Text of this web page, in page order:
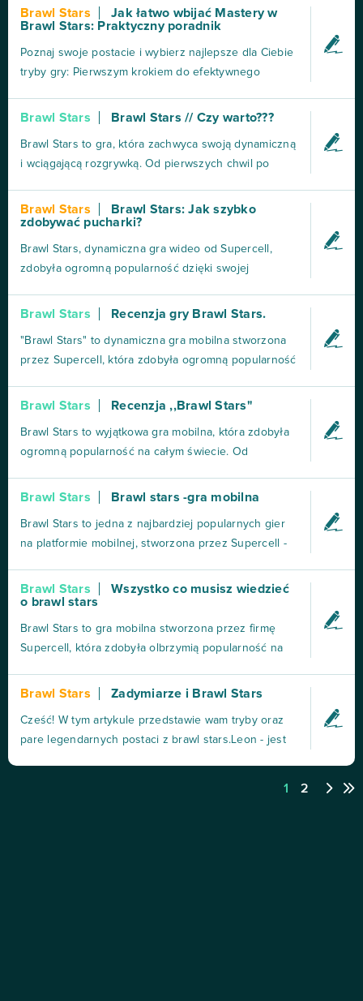
tryby z różnymi unikalnymi zasadami rozgrywki lecz
w każdym trybie jest jedna zasada wyeliminowania
przeciwnika, w grze mamy punkty życia nazywane
równi...
Brawl Stars
Jak łatwo wbijać Mastery w
Brawl Stars: Praktyczny poradnik
Poznaj swoje postacie i wybierz najlepsze dla Ciebie
tryby gry: Pierwszym krokiem do efektywnego
Zapoznaj się z ich umiejętnościami, atakami
możliwości swoich bohaterów pozwoli Ci lepiej
wykorzystać i...
Brawl Stars Brawl Stars // Czy warto???
Brawl Stars to gra, która zachwyca swoją dynamiczną
i wciągającą rozgrywką. Od pierwszych chwil po
akcji, który trzyma ich przy ekranie na długie
godziny. Wcielając się w różnorodne postaci, znane
jako "brawlers", gracze mają możliwość
doświadczen...
Brawl Stars
Brawl Stars: Jak szybko
zdobywać pucharki?
Brawl Stars, dynamiczna gra wideo od Supercell,
zdobyła ogromną popularność dzięki swojej
starciom. Jednym z kluczowych elementów rozwoju
bohaterów i umożliwiają dostęp do kolejnych trybów
gry. W tym artyk...
Brawl Stars Recenzja gry Brawl Stars.
"Brawl Stars" to dynamiczna gra mobilna stworzona
przez Supercell, która zdobyła ogromną popularność
2018 roku. Zestawiając różnorodność postaci,
tytuł ten zasługuje na swoją wyjątkową pozycję
wśród g...
Brawl Stars Recenzja ,,Brawl Stars"
Brawl Stars to wyjątkowa gra mobilna, która zdobyła
ogromną popularność na całym świecie. Od
emocjonujące i dynamiczne rozgrywki, które trudno
innych znakomitych produkcji mobilnych, takich jak
Clash of Clans i Cl...
Brawl Stars Brawl stars -gra mobilna
Brawl Stars to jedna z najbardziej popularnych gier
na platformie mobilnej, stworzona przez Supercell -
of Clans. Gra ta łączy w sobie elementy strzelanek i
gier MOBA, tworząc niepowtarzalne i wciągające
doświadczenie. Jedną z największych zalet Bra...
Brawl Stars
Wszystko co musisz wiedzieć
o brawl stars
Brawl Stars to gra mobilna stworzona przez firmę
Supercell, która zdobyła olbrzymią popularność na
oferuje wiele trybów rozgrywki, w tym walkę z
innych.Rozgrywka w Brawl Stars jest prosta i
intuicyjna. Gr...
Brawl Stars Zadymiarze i Brawl Stars
Cześć! W tym artykule przedstawie wam tryby oraz
pare legendarnych postaci z brawl stars.Leon - jest
1 2